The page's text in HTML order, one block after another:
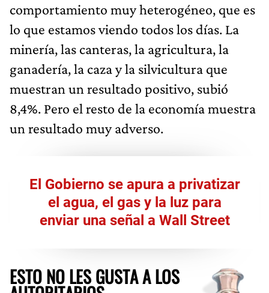
comportamiento muy heterogéneo, que es
lo que estamos viendo todos los días. La
minería, las canteras, la agricultura, la
ganadería, la caza y la silvicultura que
muestran un resultado positivo, subió
8,4%. Pero el resto de la economía muestra
un resultado muy adverso.
El Gobierno se apura a privatizar
el agua, el gas y la luz para
enviar una señal a Wall Street
ESTO NO LES GUSTA A LOS